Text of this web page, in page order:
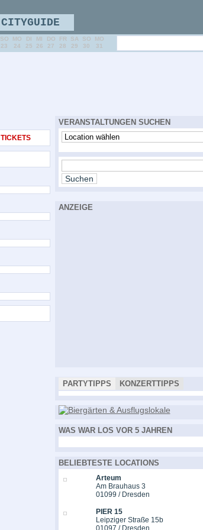
TICKETS
VERANSTALTUNGEN SUCHEN
ANZEIGE
PARTYTIPPS KONZERTTIPPS
WAS WAR LOS VOR 5 JAHREN
BELIEBTESTE LOCATIONS
Arteum
Am Brauhaus 3
01099 / Dresden
PIER 15
Leipziger Straße 15b
01097 / Dresden
CITYGUIDE
SO
23
MO
24
DI
25
MI
26
DO
27
FR
28
SA
29
SO
30
MO
31